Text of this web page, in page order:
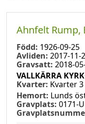
Ahnfelt Rump,
Född: 1926-09-25
Avliden: 2017-11-
Gravsatt: 2018-
VALLKÄRRA
Kvarter: Kvarter 3
Hemort: Lunds
Gravplats: 0171-U